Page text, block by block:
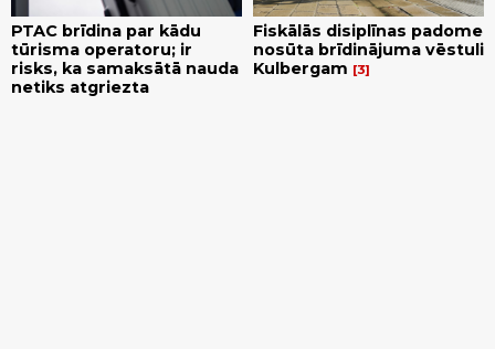
PTAC brīdina par kādu
tūrisma operatoru; ir
risks, ka samaksātā nauda
netiks atgriezta
Fiskālās disiplīnas padome
nosūta brīdinājuma vēstuli
Kulbergam
3